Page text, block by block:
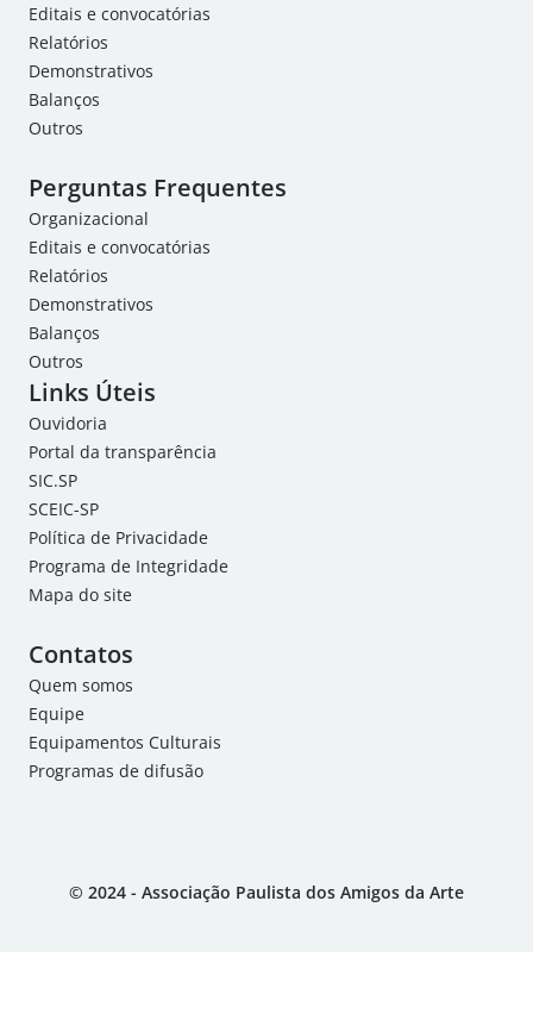
Editais e convocatórias
Relatórios
Demonstrativos
Balanços
Outros
Perguntas Frequentes
Organizacional
Editais e convocatórias
Relatórios
Demonstrativos
Balanços
Outros
Links Úteis
Ouvidoria
Portal da transparência
SIC.SP
SCEIC-SP
Política de Privacidade
Programa de Integridade
Mapa do site
Contatos
Quem somos
Equipe
Equipamentos Culturais
Programas de difusão
© 2024 - Associação Paulista dos Amigos da Arte